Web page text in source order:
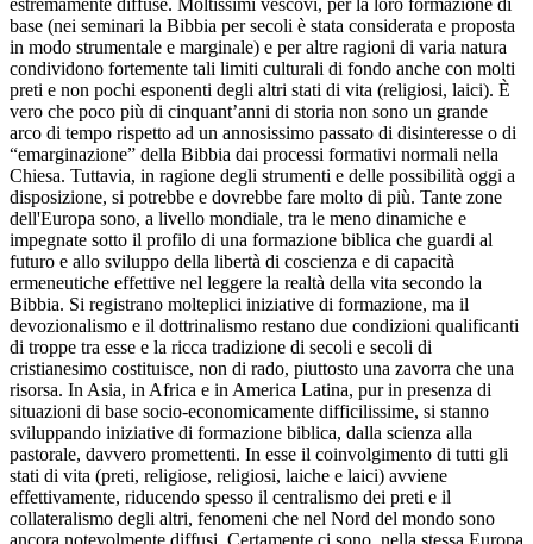
base (nei seminari la Bibbia per secoli è stata considerata e proposta
in modo strumentale e marginale) e per altre ragioni di varia natura
condividono fortemente tali limiti culturali di fondo anche con molti
preti e non pochi esponenti degli altri stati di vita (religiosi, laici). È
vero che poco più di cinquant’anni di storia non sono un grande
arco di tempo rispetto ad un annosissimo passato di disinteresse o di
“emarginazione” della Bibbia dai processi formativi normali nella
Chiesa. Tuttavia, in ragione degli strumenti e delle possibilità oggi a
disposizione, si potrebbe e dovrebbe fare molto di più. Tante zone
dell'Europa sono, a livello mondiale, tra le meno dinamiche e
impegnate sotto il profilo di una formazione biblica che guardi al
futuro e allo sviluppo della libertà di coscienza e di capacità
ermeneutiche effettive nel leggere la realtà della vita secondo la
Bibbia. Si registrano molteplici iniziative di formazione, ma il
devozionalismo e il dottrinalismo restano due condizioni qualificanti
di troppe tra esse e la ricca tradizione di secoli e secoli di
cristianesimo costituisce, non di rado, piuttosto una zavorra che una
risorsa. In Asia, in Africa e in America Latina, pur in presenza di
situazioni di base socio-economicamente difficilissime, si stanno
sviluppando iniziative di formazione biblica, dalla scienza alla
pastorale, davvero promettenti. In esse il coinvolgimento di tutti gli
stati di vita (preti, religiose, religiosi, laiche e laici) avviene
effettivamente, riducendo spesso il centralismo dei preti e il
collateralismo degli altri, fenomeni che nel Nord del mondo sono
ancora notevolmente diffusi. Certamente ci sono, nella stessa Europa